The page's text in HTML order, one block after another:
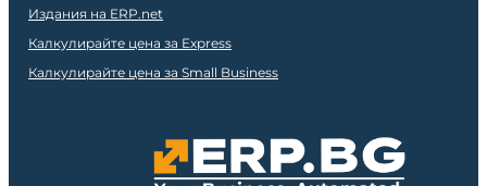
Издания на ERP.net
Калкулирайте цена за Express
Калкулирайте цена за Small Business